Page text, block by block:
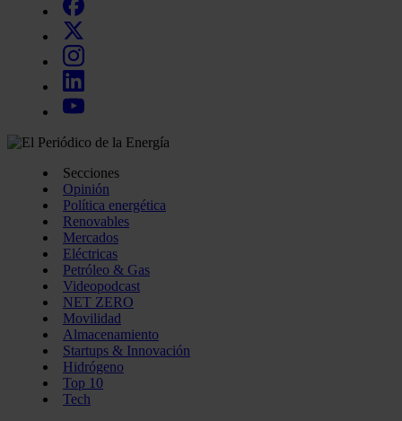
Secciones
Opinión
Política energética
Renovables
Mercados
Eléctricas
Petróleo & Gas
Videopodcast
NET ZERO
Movilidad
Almacenamiento
Startups & Innovación
Hidrógeno
Top 10
Tech